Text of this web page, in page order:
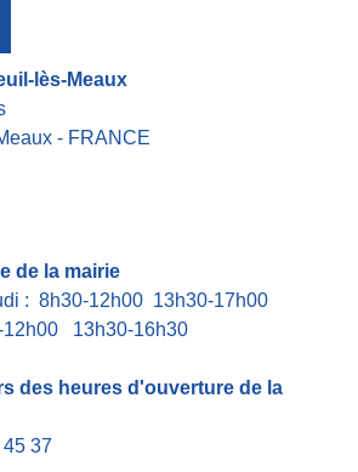
lès-Meaux
- FRANCE
de la mairie
: 8h30-12h00 13h30-17h00
12h00 13h30-16h30
des heures d'ouverture de la
37